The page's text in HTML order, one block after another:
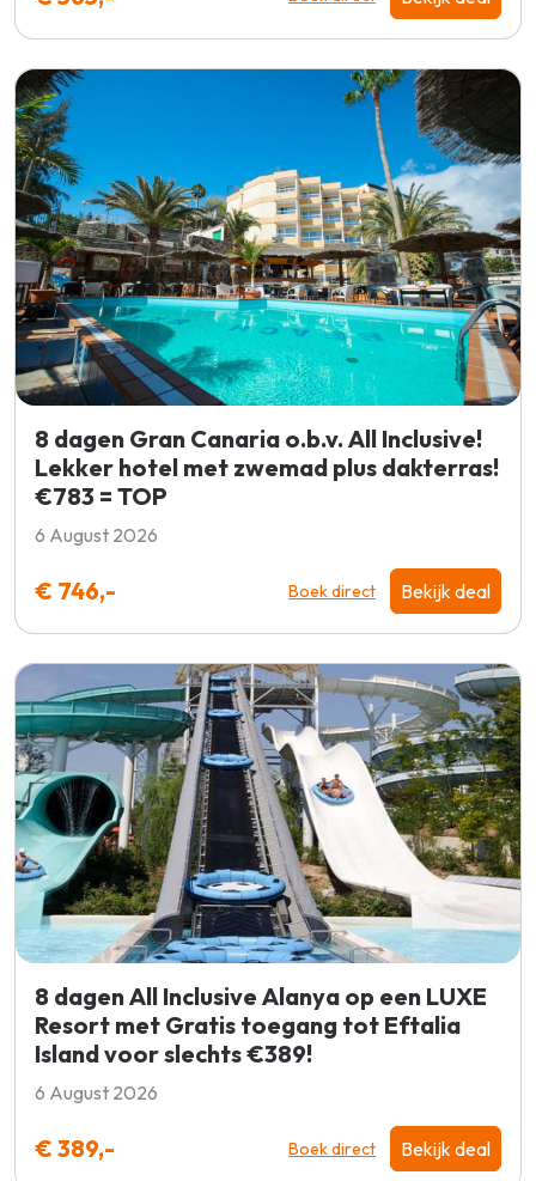
8 dagen Gran Canaria o.b.v. All Inclusive!
Lekker hotel met zwemad plus dakterras!
€783 = TOP
6 August 2026
€ 746,- Boek direct Bekijk deal
8 dagen All Inclusive Alanya op een LUXE
Resort met Gratis toegang tot Eftalia
Island voor slechts €389!
6 August 2026
€ 389,- Boek direct Bekijk deal